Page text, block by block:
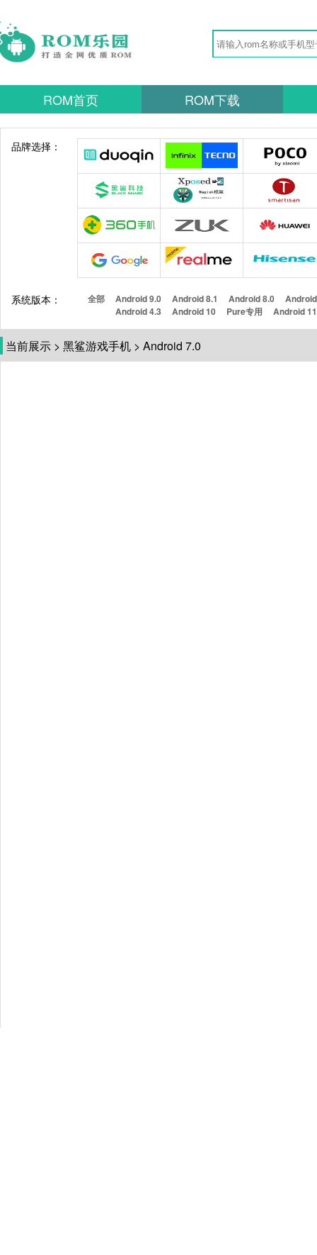
ROM首页 ROM下载
品牌选择：
系统版本： 全部 Android 9.0 Android 8.1 Android 8.0
Android 4.3
Android 10 Pure专用 Android 11
当前展示 > 黑鲨游戏手机 > Android 7.0